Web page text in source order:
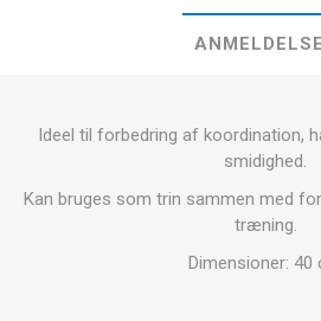
Ideel til forbedring af koordination,
smidighed.
Kan bruges som trin sammen med
træning.
Dimensioner: 40